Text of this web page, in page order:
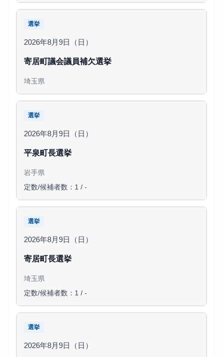
選挙
2026年8月9日（日）
寄居町議会議員補欠選挙
埼玉県
選挙
2026年8月9日（日）
平泉町長選挙
岩手県
定数/候補者数：1 / -
選挙
2026年8月9日（日）
寄居町長選挙
埼玉県
定数/候補者数：1 / -
選挙
2026年8月9日（日）